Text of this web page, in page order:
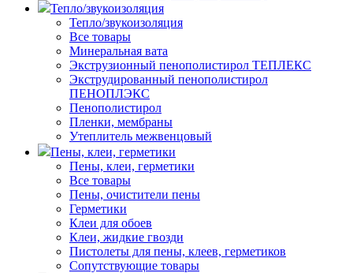
Тепло/звукоизоляция
Тепло/звукоизоляция
Все товары
Минеральная вата
Экструзионный пенополистирол ТЕПЛЕКС
Экструдированный пенополистирол
ПЕНОПЛЭКС
Пенополистирол
Пленки, мембраны
Утеплитель межвенцовый
Пены, клеи, герметики
Пены, клеи, герметики
Все товары
Пены, очистители пены
Герметики
Клеи для обоев
Клеи, жидкие гвозди
Пистолеты для пены, клеев, герметиков
Сопутствующие товары